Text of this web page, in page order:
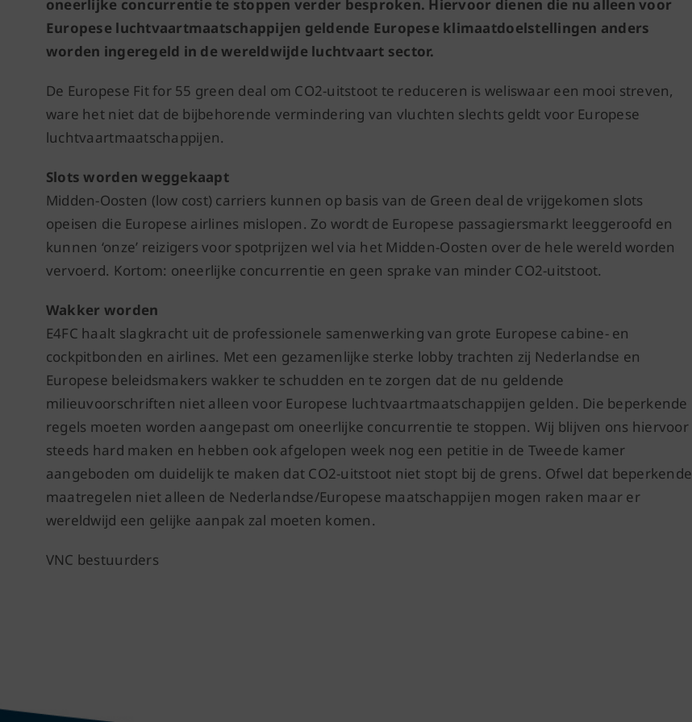
oneerlijke concurrentie te stoppen verder besproken. Hiervoor dienen die nu alleen voor
Europese luchtvaartmaatschappijen geldende Europese klimaatdoelstellingen anders
worden ingeregeld in de wereldwijde luchtvaart sector.
De Europese Fit for 55 green deal om CO2-uitstoot te reduceren is weliswaar een mooi streven,
ware het niet dat de bijbehorende vermindering van vluchten slechts geldt voor Europese
luchtvaartmaatschappijen.
Slots worden weggekaapt
Midden-Oosten (low cost) carriers kunnen op basis van de Green deal de vrijgekomen slots
opeisen die Europese airlines mislopen. Zo wordt de Europese passagiersmarkt leeggeroofd en
kunnen ‘onze’ reizigers voor spotprijzen wel via het Midden-Oosten over de hele wereld worden
vervoerd. Kortom: oneerlijke concurrentie en geen sprake van minder CO2-uitstoot.
Wakker worden
E4FC haalt slagkracht uit de professionele samenwerking van grote Europese cabine- en
cockpitbonden en airlines. Met een gezamenlijke sterke lobby trachten zij Nederlandse en
Europese beleidsmakers wakker te schudden en te zorgen dat de nu geldende
milieuvoorschriften niet alleen voor Europese luchtvaartmaatschappijen gelden. Die beperkende
regels moeten worden aangepast om oneerlijke concurrentie te stoppen. Wij blijven ons hiervoor
steeds hard maken en hebben ook afgelopen week nog een petitie in de Tweede kamer
aangeboden om duidelijk te maken dat CO2-uitstoot niet stopt bij de grens. Ofwel dat beperkende
maatregelen niet alleen de Nederlandse/Europese maatschappijen mogen raken maar er
wereldwijd een gelijke aanpak zal moeten komen.
VNC bestuurders